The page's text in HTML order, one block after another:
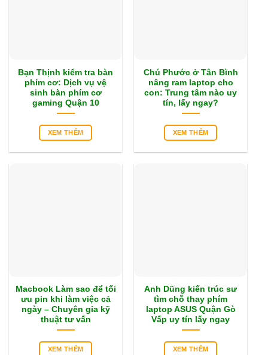
Bạn Thịnh kiểm tra bàn
phím cơ: Dịch vụ vệ
sinh bàn phím cơ
gaming Quận 10
XEM THÊM
Chú Phước ở Tân Bình
nâng ram laptop cho
con: Trung tâm nào uy
tín, lấy ngay?
XEM THÊM
Macbook Làm sao để tối
ưu pin khi làm việc cả
ngày – Chuyên gia kỹ
thuật tư vấn
XEM THÊM
Anh Dũng kiến trúc sư
tìm chỗ thay phím
laptop ASUS Quận Gò
Vấp uy tín lấy ngay
XEM THÊM